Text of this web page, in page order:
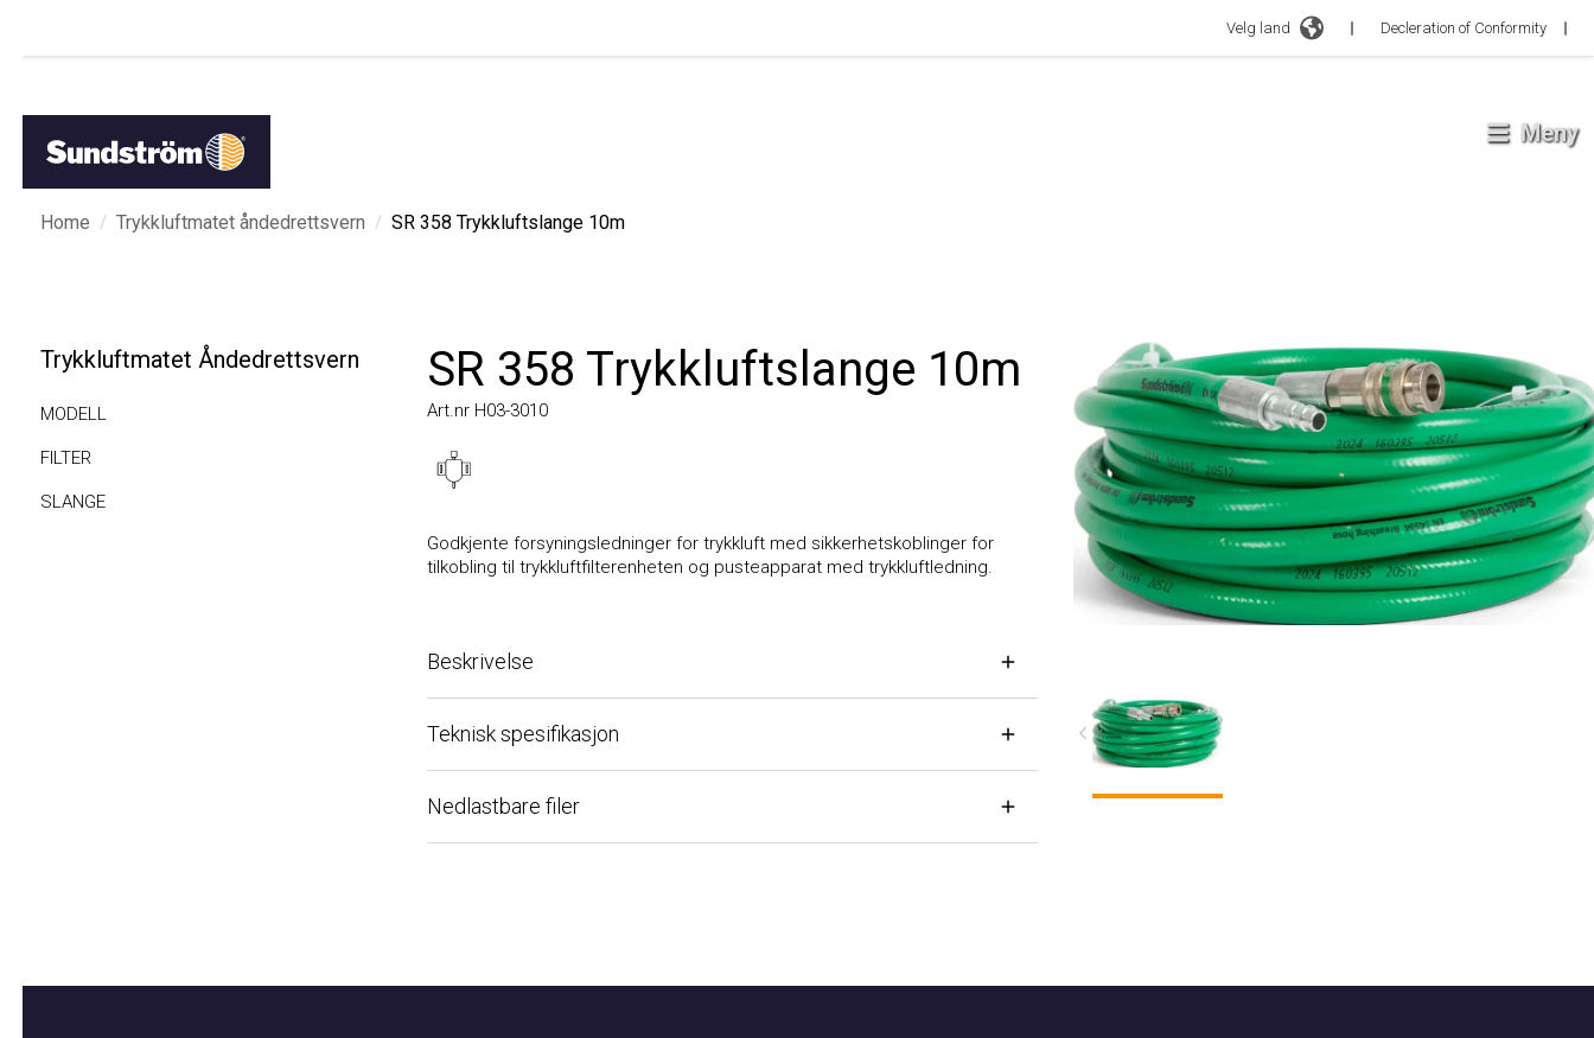
Velg land Decleration of Conformity
Meny
Home / Trykkluftmatet åndedrettsvern / SR 358 Trykkluftslange 10m
Trykkluftmatet Åndedrettsvern
MODELL
FILTER
SLANGE
SR 358 Trykkluftslange 10m
Art.nr H03-3010
Godkjente forsyningsledninger for trykkluft med sikkerhetskoblinger for
tilkobling til trykkluftfilterenheten og pusteapparat med trykkluftledning.
Beskrivelse
Teknisk spesifikasjon
Nedlastbare filer